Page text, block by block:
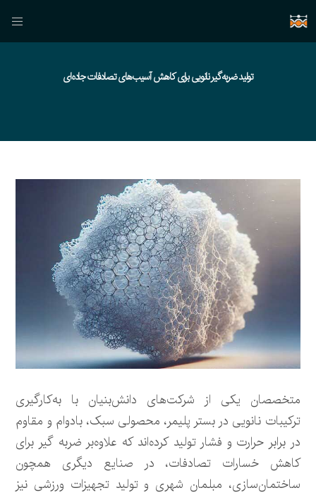
تولید ضربه‌گیر نانویی برای کاهش آسیب‌های تصادفات جاده‌ای
متخصصان یکی از شرکت‌های دانش‌بنیان با به‌کارگیری
ترکیبات نانویی در بستر پلیمر، محصولی سبک، بادوام و مقاوم
در برابر حرارت و فشار تولید کرده‌اند که علاوه‌بر ضربه گیر برای
کاهش خسارات تصادفات، در صنایع دیگری همچون
ساختمان‌سازی، مبلمان شهری و تولید تجهیزات ورزشی نیز